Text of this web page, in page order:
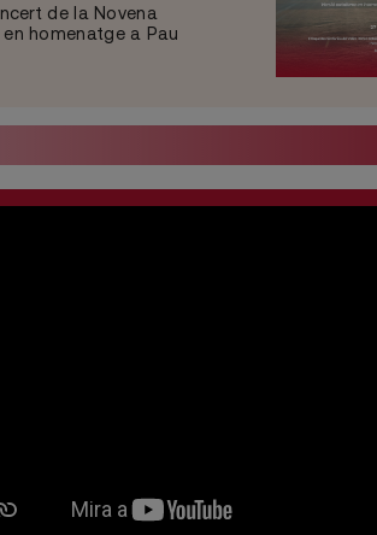
de la Novena
homenatge a Pau